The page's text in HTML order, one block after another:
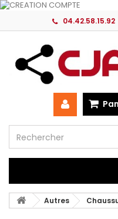
04.42.58.15.92
Autres